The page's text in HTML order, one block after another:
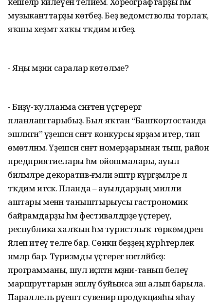
музыканттарҙы көтәбеҙ. Беҙ ведомстволы торлаҡ,
яҡшы хеҙмәт хаҡы тәҡдим итәбеҙ.
- Яңы мәҙәни саралар көтөләме?
- Биҙәү-ҡулланма сәнғәтен үҫтерергә
планлаштарыбыҙ. Был яҡтан “Башҡортостанда
эшләнгән” үҙешсән сәнғәт конкурсы ярҙам итер, тип
өмөтләнәм. Үҙешсән сәнғәт номерҙарынан тыш, район
предприятиелары һәм ойошмалары, ауыл
биләмәләре декоратив-ғәмәли эштәр күргәҙмәләре лә
тәҡдим итәсәк. Планда – ауылдарҙың милли
аштары менән таныштырыусы гастрономик
байрамдарҙы һәм фестивалдәрҙе үҫтереү,
республика халҡын һәм туристлыҡ төркөмдәрен
йәлеп итеү теләге бар. Сөнки беҙҙең күрһәтерлек
нәмәләр бар. Туризмды үҫтерегә ниәтләйбеҙ:
программаны, шул иҫәптән мәҙәни-танып белеү
маршруттарын эшләү буйынса эш алып барыла.
Параллель рәүештә сувенир продукцияһы яһау